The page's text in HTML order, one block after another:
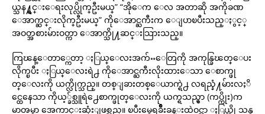
ယ္သန႔္ရွင္းေရးလုပ္လိုက္ဦးမယ္” “အိုေက ေလ အတာဆို အကိုခဏ
ေအာက္ဆင္းလိုက္ဦးမယ္” ကိုေအာင္ႀကီးက ေျပာၿပီးသည္ႏွင့္
အဝတ္အစားမ်ားဝတ္ကာ ေအာက္သို႔ဆင္းသြားသည္။
ကြၽန္ေတာ္ကေတာ့ ႏြယ္ေလးအက်ႌေတြကို အကုန္ခြၽတ္ေပး
လိုက္ၿပီး ႏြယ္ေလးရဲ႕ ကိုေအာင္ႀကီးလိုးထားေသာ ေစာက္ဖု
တ္ေလးကို ယက္လိုက္သည္။ တစ္ျခားတစ္ေယာက္ရဲ႕ လရည္နံ႔မ်ားလႈိ
င္ထေနေသာ ကိုယ့္ခ်စ္သူရဲ႕ေစာက္ဖုတ္ေလးကို ယက္ရသည္မွာ (ကပ္ကိုး)က
မာၻမွာ အေကာင္းဆုံးျဖစ္သည္။ ၿပီးမွေရခ်ိဳးခန္းထဲဝင္ကာ ႏြယ္ကို သန္စ